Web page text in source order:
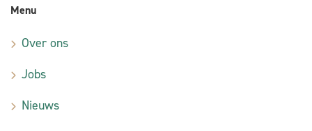
Menu
Over ons
Jobs
Nieuws